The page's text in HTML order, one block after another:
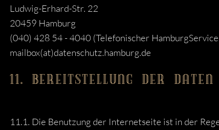
Ludwig-Erhard-Str. 22
20459 Hamburg
(040) 428 54 - 4040 (Telefonischer
mailbox(at)datenschutz.hamburg.de
11. BEREITSTELLUNG DER DATEN
11.1. Die Benutzung der Internetseite ist in der